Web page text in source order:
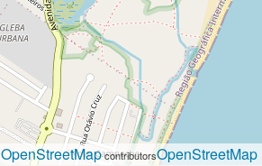
OpenStreetMapcontributorsOpenStreetMap